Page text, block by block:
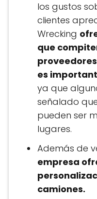
los gustos
clientes
Wrecking
que
es
ya que
señalado
pueden ser
lugares.
Además de
empresa
camiones.